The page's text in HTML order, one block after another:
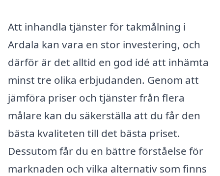
Att inhandla tjänster för takmålning i
Ardala kan vara en stor investering, och
därför är det alltid en god idé att inhämta
minst tre olika erbjudanden. Genom att
jämföra priser och tjänster från flera
målare kan du säkerställa att du får den
bästa kvaliteten till det bästa priset.
Dessutom får du en bättre förståelse för
marknaden och vilka alternativ som finns